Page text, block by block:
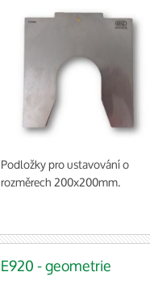
Podložky pro ustavování o
rozměrech 200x200mm.
E920 - geometrie